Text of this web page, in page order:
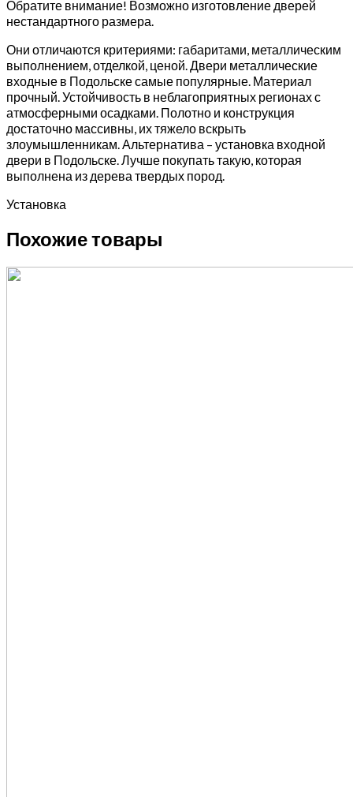
Обратите внимание! Возможно изготовление дверей
нестандартного размера.
Они отличаются критериями: габаритами, металлическим
выполнением, отделкой, ценой. Двери металлические
входные в Подольске самые популярные. Материал
прочный. Устойчивость в неблагоприятных регионах с
атмосферными осадками. Полотно и конструкция
достаточно массивны, их тяжело вскрыть
злоумышленникам. Альтернатива – установка входной
двери в Подольске. Лучше покупать такую, которая
выполнена из дерева твердых пород.
Установка
Похожие товары